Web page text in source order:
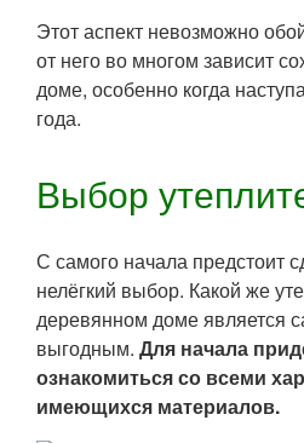
Этот аспект невозможно
от него во многом зависит
доме, особенно когда
года.
Выбор
С самого начала предстоит
нелёгкий выбор. Какой же
деревянном доме является
выгодным. Для начала
ознакомиться со всеми
имеющихся материалов.